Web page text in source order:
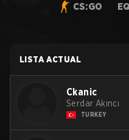
CS:GO
LISTA ACTUAL
Ckanic
Serdar Akıncı
TURKEY